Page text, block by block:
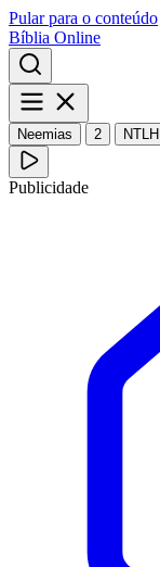
Pular para o conteúdo
Bíblia Online
Neemias 2 NTLH
Publicidade